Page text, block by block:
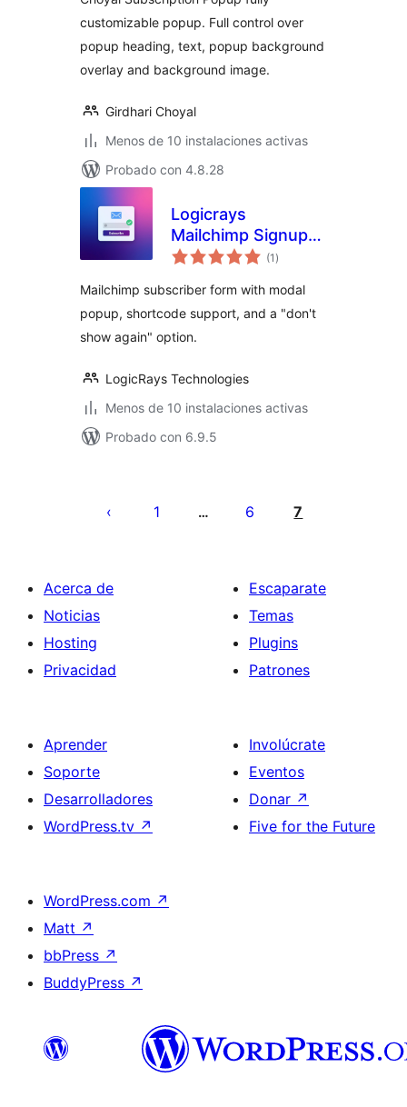
customizable popup. Full control over
popup heading, text, popup background
overlay and background image.
Girdhari Choyal
Menos de 10 instalaciones activas
Probado con 4.8.28
Logicrays
Mailchimp Signup
form with popup
(1 total
de
)
Mailchimp subscriber form with modal
popup, shortcode support, and a "don't
show again" option.
LogicRays Technologies
Menos de 10 instalaciones activas
Probado con 6.9.5
1 … 6 7
Acerca de
Noticias
Hosting
Privacidad
Escaparate
Temas
Plugins
Patrones
Aprender
Soporte
Desarrolladores
WordPress.tv ↗
Involúcrate
Eventos
Donar ↗
Five for the Future
WordPress.com ↗
Matt ↗
bbPress ↗
BuddyPress ↗